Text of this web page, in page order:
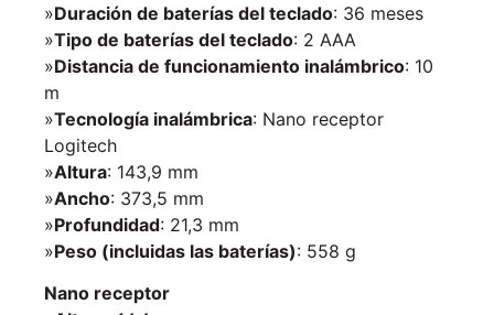
»Duración de baterías del teclado: 36 meses
»Tipo de baterías del teclado: 2 AAA
»Distancia de funcionamiento inalámbrico: 10
m
»Tecnología inalámbrica: Nano receptor
Logitech
»Altura: 143,9 mm
»Ancho: 373,5 mm
»Profundidad: 21,3 mm
»Peso (incluidas las baterías): 558 g
Nano receptor